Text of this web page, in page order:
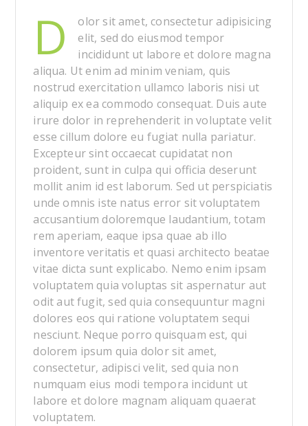
D
olor sit amet, consectetur adipisicing
elit, sed do eiusmod tempor
incididunt ut labore et dolore magna
aliqua. Ut enim ad minim veniam, quis
nostrud exercitation ullamco laboris nisi ut
aliquip ex ea commodo consequat. Duis aute
irure dolor in reprehenderit in voluptate velit
esse cillum dolore eu fugiat nulla pariatur.
Excepteur sint occaecat cupidatat non
proident, sunt in culpa qui officia deserunt
mollit anim id est laborum. Sed ut perspiciatis
unde omnis iste natus error sit voluptatem
accusantium doloremque laudantium, totam
rem aperiam, eaque ipsa quae ab illo
inventore veritatis et quasi architecto beatae
vitae dicta sunt explicabo. Nemo enim ipsam
voluptatem quia voluptas sit aspernatur aut
odit aut fugit, sed quia consequuntur magni
dolores eos qui ratione voluptatem sequi
nesciunt. Neque porro quisquam est, qui
dolorem ipsum quia dolor sit amet,
consectetur, adipisci velit, sed quia non
numquam eius modi tempora incidunt ut
labore et dolore magnam aliquam quaerat
voluptatem.